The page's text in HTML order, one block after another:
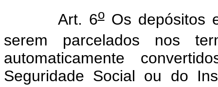
Art. 6oOs depósitos
serem parcelados nos
automaticamente
Seguridade Social ou do